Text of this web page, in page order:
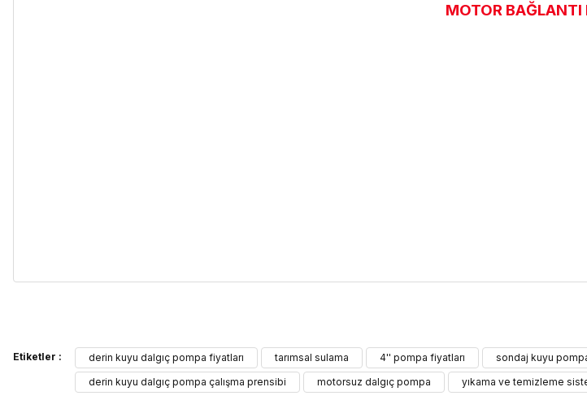
MOTOR BAĞLANTI
Bu ürüne ilk yorumu
Görüş ve önerileriniz için teşekkür ederiz.
Etiketler : derin kuyu dalgıç pompa fiyatları tarımsal sulama 4'' pompa fiyatları sondaj kuyu
derin kuyu dalgıç pompa çalışma prensibi
motorsuz dalgıç pompa yıkama ve temizleme